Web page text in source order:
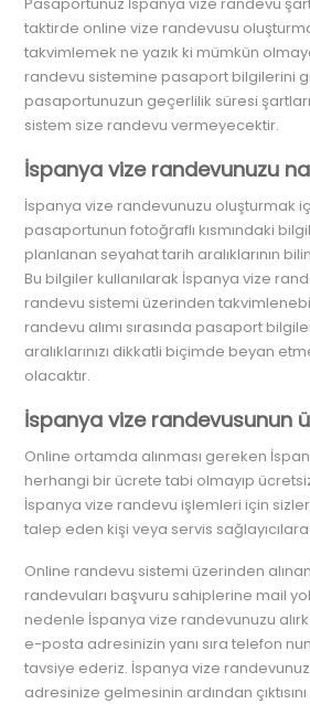
taktirde online vize randevusu
takvimlemek ne yazık ki mümkün
randevu sistemine pasaport bilgilerini
pasaportunuzun geçerlilik süresi
sistem size randevu vermeyecektir.
İspanya vize randevunuzu
İspanya vize randevunuzu oluşturmak
pasaportunun fotoğraflı kısmındaki
planlanan seyahat tarih aralıklarının
Bu bilgiler kullanılarak İspanya vize
randevu sistemi üzerinden
randevu alımı sırasında pasaport
aralıklarınızı dikkatli biçimde beyan
olacaktır.
İspanya vize randevusunun
Online ortamda alınması gereken
herhangi bir ücrete tabi olmayıp
İspanya vize randevu işlemleri için
talep eden kişi veya servis
Online randevu sistemi üzerinden
randevuları başvuru sahiplerine mail
nedenle İspanya vize randevunuzu
e-posta adresinizin yanı sıra telefon
tavsiye ederiz. İspanya vize
adresinize gelmesinin ardından